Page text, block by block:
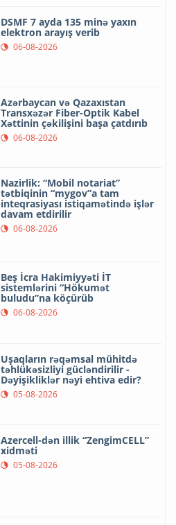
DSMF 7 ayda 135 minə yaxın
elektron arayış verib
06-08-2026
Azərbaycan və Qazaxıstan
Transxəzər Fiber-Optik Kabel
Xəttinin çəkilişini başa çatdırıb
06-08-2026
Nazirlik: “Mobil notariat”
tətbiqinin “mygov”a tam
inteqrasiyası istiqamətində işlər
davam etdirilir
06-08-2026
Beş İcra Hakimiyyəti İT
sistemlərini “Hökumət
buludu”na köçürüb
06-08-2026
Uşaqların rəqəmsal mühitdə
təhlükəsizliyi gücləndirilir -
Dəyişikliklər nəyi ehtiva edir?
05-08-2026
Azercell-dən illik “ZengimCELL”
xidməti
05-08-2026